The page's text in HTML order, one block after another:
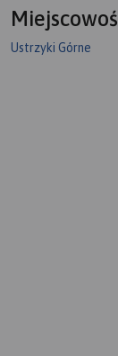
Ustrzyki Górne